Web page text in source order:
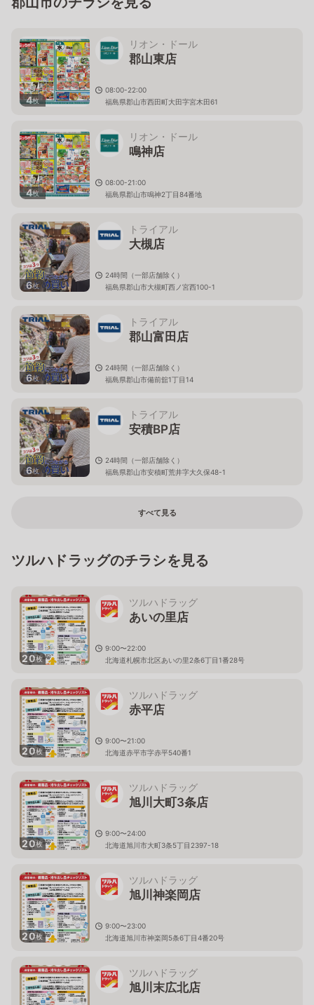
4枚
リオン・ドール
郡山東店
08:00-22:00
福島県郡山市西田町大田字宮木田61
4枚
リオン・ドール
鳴神店
08:00-21:00
福島県郡山市鳴神2丁目84番地
6枚
トライアル
大槻店
24時間（一部店舗除く）
福島県郡山市大槻町西ノ宮西100-1
6枚
トライアル
郡山富田店
24時間（一部店舗除く）
福島県郡山市備前舘1丁目14
6枚
トライアル
安積BP店
24時間（一部店舗除く）
福島県郡山市安積町荒井字大久保48-1
すべて見る
ツルハドラッグのチラシを見る
20枚
ツルハドラッグ
あいの里店
9:00〜22:00
北海道札幌市北区あいの里2条6丁目1番28号
20枚
ツルハドラッグ
赤平店
9:00〜21:00
北海道赤平市字赤平540番1
20枚
ツルハドラッグ
旭川大町3条店
9:00〜24:00
北海道旭川市大町3条5丁目2397-18
20枚
ツルハドラッグ
旭川神楽岡店
9:00〜23:00
北海道旭川市神楽岡5条6丁目4番20号
ツルハドラッグ
旭川末広北店